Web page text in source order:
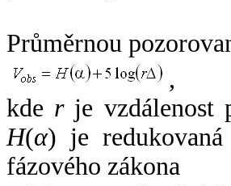
Průměrnou
,
kde rje vzdálenost
H(α) je
fázového zákona